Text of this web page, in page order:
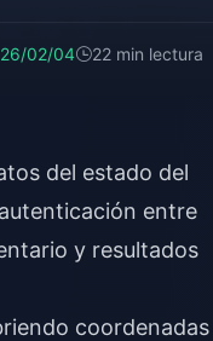
02/04 22 min lectura
del estado del
entre
y resultados
coordenadas